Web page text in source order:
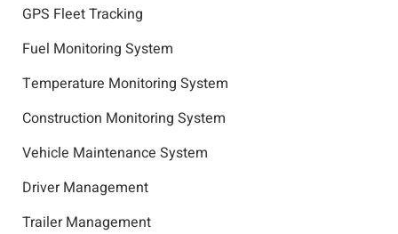
GPS Fleet Tracking
Fuel Monitoring System
Temperature Monitoring System
Construction Monitoring System
Vehicle Maintenance System
Driver Management
Trailer Management